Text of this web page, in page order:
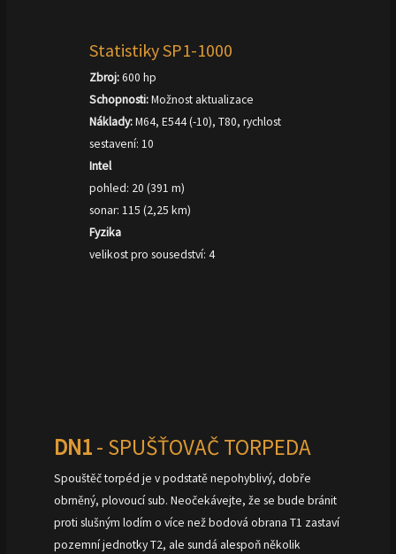
Statistiky SP1-1000
Zbroj:600 hp
Schopnosti:Možnost aktualizace
Náklady:M64, E544 (-10), T80, rychlost
sestavení: 10
Intel
pohled: 20 (391 m)
sonar: 115 (2,25 km)
Fyzika
velikost pro sousedství: 4
DN1- SPUŠŤOVAČ TORPEDA
Spouštěč torpéd je v podstatě nepohyblivý, dobře
obrněný, plovoucí sub. Neočekávejte, že se bude bránit
proti slušným lodím o více než bodová obrana T1 zastaví
pozemní jednotky T2, ale sundá alespoň několik